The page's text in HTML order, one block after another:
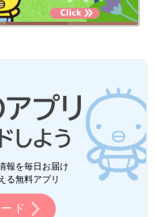
報を毎日お届け
る無料アプリ
ド